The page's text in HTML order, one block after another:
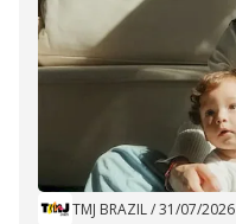
TMJ BRAZIL/31/07/2026